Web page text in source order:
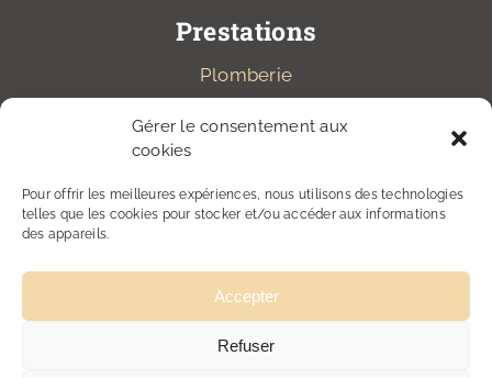
Gérer le consentement aux
cookies
Pour offrir les meilleures expériences, nous utilisons des technologies
telles que les cookies pour stocker et/ou accéder aux informations
des appareils.
Accepter
Refuser
Prestations
Plomberie
Climatisation
SARL MEICHE.B